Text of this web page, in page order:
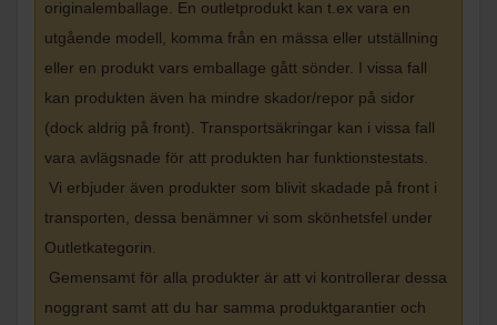
originalemballage. En outletprodukt kan t.ex vara en
utgående modell, komma från en mässa eller utställning
eller en produkt vars emballage gått sönder. I vissa fall
kan produkten även ha mindre skador/repor på sidor
(dock aldrig på front). Transportsäkringar kan i vissa fall
vara avlägsnade för att produkten har funktionstestats.
Vi erbjuder även produkter som blivit skadade på front i
transporten, dessa benämner vi som skönhetsfel under
Outletkategorin.
Gemensamt för alla produkter är att vi kontrollerar dessa
noggrant samt att du har samma produktgarantier och